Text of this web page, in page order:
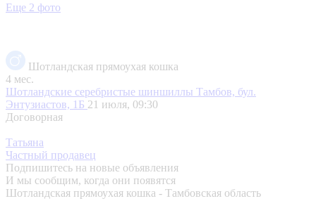
Еще 2 фото
Шотландская прямоухая кошка
4 мес.
Шотландские серебристые шиншиллы Тамбов, бул.
Энтузиастов, 1Б 21 июля, 09:30
Договорная
Татьяна
Частный продавец
Подпишитесь на новые объявления
И мы сообщим, когда они появятся
Шотландская прямоухая кошка - Тамбовская область